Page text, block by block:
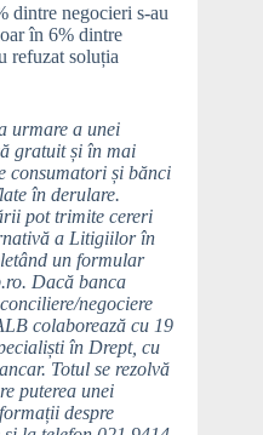
dintre negocieri s-au
în 6% dintre
refuzat soluția
urmare a unei
gratuit și în mai
consumatori și bănci
în derulare.
pot trimite cereri
a Litigiilor în
un formular
Dacă banca
negociere
colaborează cu 19
în Drept, cu
Totul se rezolvă
puterea unei
despre